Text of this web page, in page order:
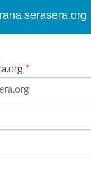
serasera.org
*